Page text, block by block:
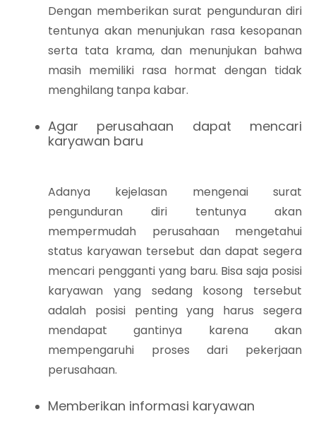
Dengan memberikan surat pengunduran diri
tentunya akan menunjukan rasa kesopanan
serta tata krama, dan menunjukan bahwa
masih memiliki rasa hormat dengan tidak
menghilang tanpa kabar.
Agar perusahaan dapat mencari
karyawan baru
Adanya kejelasan mengenai surat
pengunduran diri tentunya akan
mempermudah perusahaan mengetahui
status karyawan tersebut dan dapat segera
mencari pengganti yang baru. Bisa saja posisi
karyawan yang sedang kosong tersebut
adalah posisi penting yang harus segera
mendapat gantinya karena akan
mempengaruhi proses dari pekerjaan
perusahaan.
Memberikan informasi karyawan